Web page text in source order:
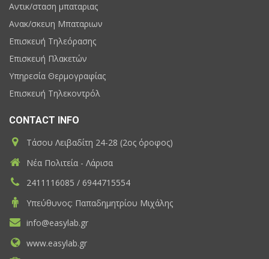
Αντικ/σταση μπαταριας
Ανακ/σκευη Μπαταριων
Επισκευή Τηλεόρασης
Επισκευή Πλακετών
Υπηρεσία Θερμογραφίας
Επισκευή Τηλεκοντρόλ
CONTACT INFO
Τάσου Λειβαδίτη 24-28 (2ος όροφος)
Νέα Πολιτεία - Λάρισα
2411116085 / 6944715554
Υπεύθυνος: Παπαδημητρίου Μιχάλης
info@easylab.gr
www.easylab.gr